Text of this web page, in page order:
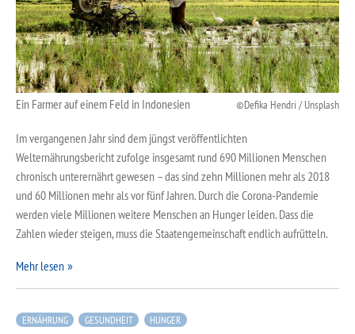
Ein Farmer auf einem Feld in Indonesien Defika Hendri / Unsplash
Im vergangenen Jahr sind dem jüngst veröffentlichten
Welternährungsbericht zufolge insgesamt rund 690 Millionen Menschen
chronisch unterernährt gewesen – das sind zehn Millionen mehr als 2018
und 60 Millionen mehr als vor fünf Jahren. Durch die Corona-Pandemie
werden viele Millionen weitere Menschen an Hunger leiden. Dass die
Zahlen wieder steigen, muss die Staatengemeinschaft endlich aufrütteln.
Mehr lesen
ERNÄHRUNG GESUNDHEIT HUNGER